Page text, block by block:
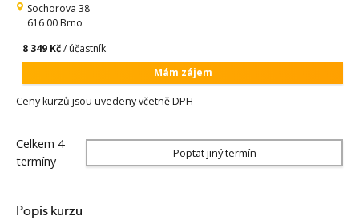
Sochorova 38
616 00 Brno
8 349 Kč/ účastník
Mám zájem
Ceny kurzů jsou uvedeny včetně DPH
Celkem 4
termíny
Poptat jiný termín
Popis kurzu